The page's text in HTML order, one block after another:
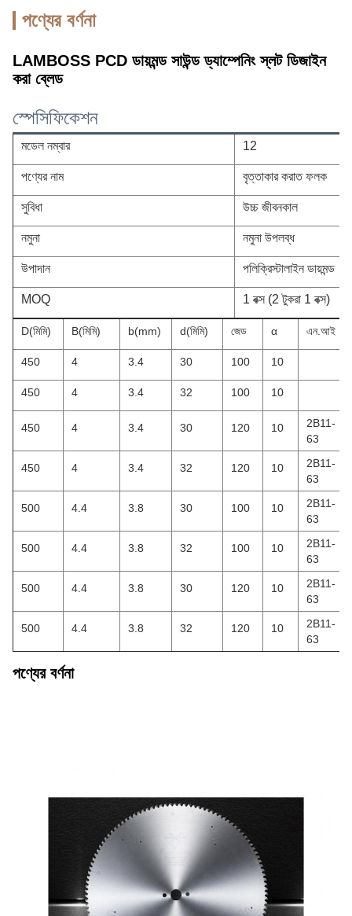
পণ্যের বর্ণনা
LAMBOSS PCD ডায়মন্ড সাউন্ড ড্যাম্পেনিং স্লট ডিজাইন
করা ব্লেড
স্পেসিফিকেশন
মডেল নম্বার 12
পণ্যের নাম বৃত্তাকার করাত ফলক
সুবিধা উচ্চ জীবনকাল
নমুনা নমুনা উপলব্ধ
উপাদান পলিক্রিস্টালাইন ডায়মন্ড
MOQ 1 বক্স (2 টুকরা 1 বক্স)
D(মিমি) B(মিমি) b(mm) d(মিমি) জেড α এন.আই
450 4 3.4 30 100 10
450 4 3.4 32 100 10
450 4 3.4 30 120 10
2B11-
63
450 4 3.4 32 120 10
2B11-
63
500 4.4 3.8 30 100 10
2B11-
63
500 4.4 3.8 32 100 10
2B11-
63
500 4.4 3.8 30 120 10
2B11-
63
500 4.4 3.8 32 120 10
2B11-
63
পণ্যের বর্ণনা